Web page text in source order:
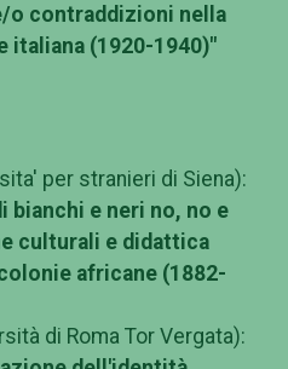
o contraddizioni nella
italiana (1920-1940)"
per stranieri di Siena):
bianchi e neri no, no e
culturali e didattica
africane (1882-
di Roma Tor Vergata):